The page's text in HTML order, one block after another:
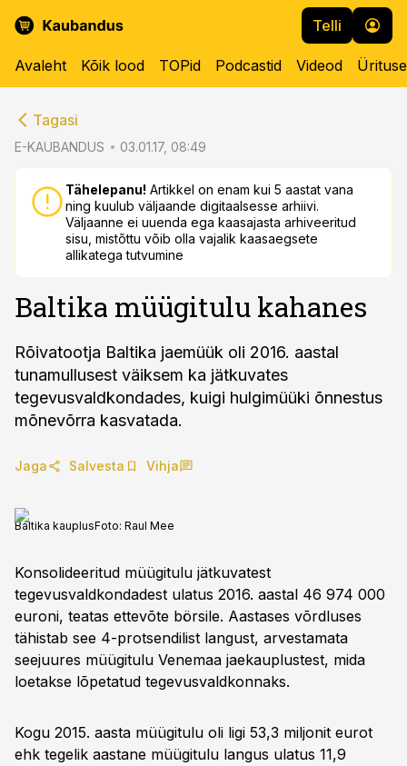
Telli
Avaleht Kõik lood TOPid Podcastid Videod
Tagasi
E-KAUBANDUS 03.01.17, 08:49
Tähelepanu! Artikkel on enam kui 5 aastat vana
ning kuulub väljaande digitaalsesse arhiivi.
Väljaanne ei uuenda ega kaasajasta arhiveeritud
sisu, mistõttu võib olla vajalik kaasaegsete
allikatega tutvumine
Baltika müügitulu kahanes
Rõivatootja Baltika jaemüük oli 2016. aastal
tunamullusest väiksem ka jätkuvates
tegevusvaldkondades, kuigi hulgimüüki õnnestus
mõnevõrra kasvatada.
Jaga Salvesta Vihja
Baltika kauplusFoto: Raul Mee
Konsolideeritud müügitulu jätkuvatest
tegevusvaldkondadest ulatus 2016. aastal 46 974 000
euroni, teatas ettevõte börsile. Aastases võrdluses
tähistab see 4-protsendilist langust, arvestamata
seejuures müügitulu Venemaa jaekauplustest, mida
loetakse lõpetatud tegevusvaldkonnaks.
Kogu 2015. aasta müügitulu oli ligi 53,3 miljonit eurot
ehk tegelik aastane müügitulu langus ulatus 11,9